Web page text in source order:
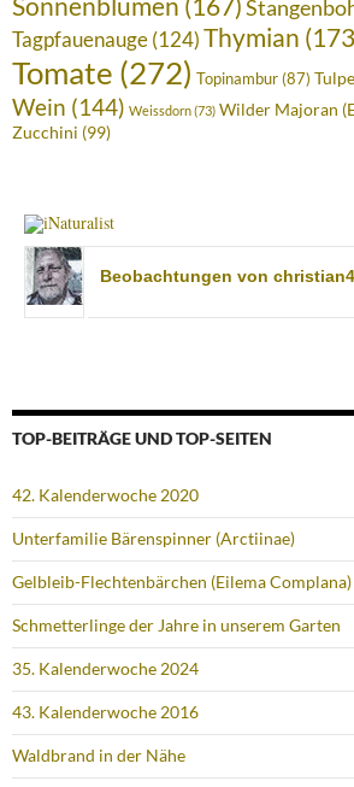
Sonnenblumen (167)
Tagpfauenauge(124)Thymian
Tomate (272) Topinambur(87)
Wein (144) Weissdorn(73) Wilder Majoran
Zucchini (99)
Beobachtungen von
TOP-BEITRÄGE UND TOP-SEITEN
42. Kalenderwoche 2020
Unterfamilie Bärenspinner (Arctiinae)
Gelbleib-Flechtenbärchen (Eilema Complana)
Schmetterlinge der Jahre in unserem Garten
35. Kalenderwoche 2024
43. Kalenderwoche 2016
Waldbrand in der Nähe